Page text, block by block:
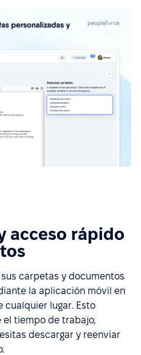
acceso rápido
carpetas y documentos
la aplicación móvil en
cualquier lugar. Esto
tiempo de trabajo,
descargar y reenviar